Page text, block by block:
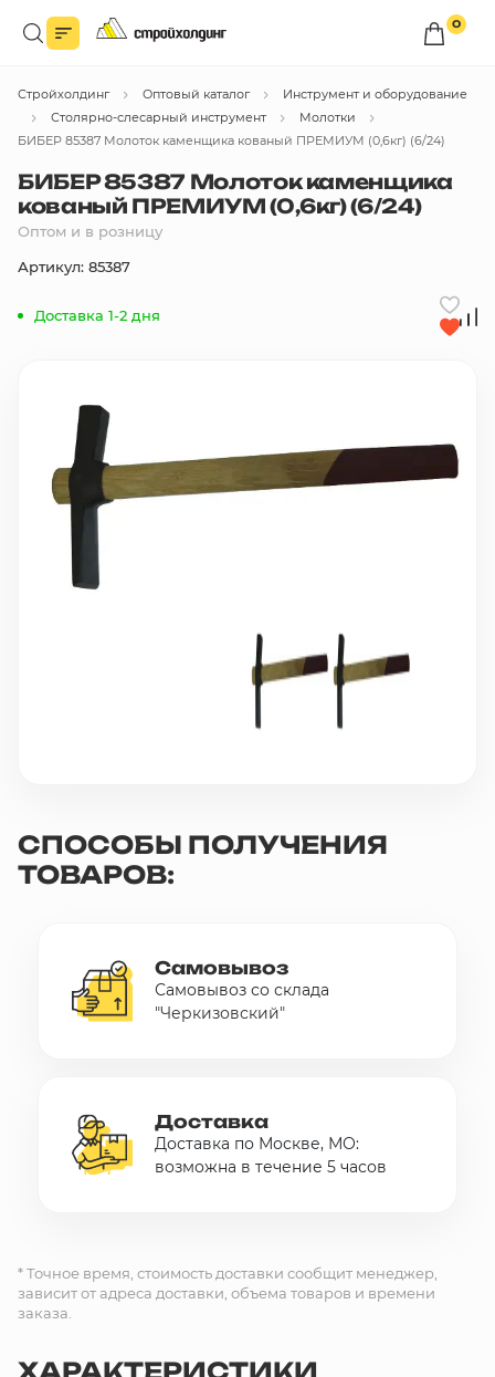
0
Войдите в личный кабинет
Вы сможете оформлять заказыпо оптовым ценам.
Каталог товаров
Сравнение
В корзину
Москва
Стройхолдинг Оптовый каталог
Инструмент и оборудование
Столярно-слесарный инструмент
Молотки
БИБЕР 85387 Молоток каменщика кованый ПРЕМИУМ (0,6кг) (6/24)
БИБЕР 85387 Молоток каменщика
кованый ПРЕМИУМ (0,6кг) (6/24)
Оптом и в розницу
Артикул: 85387
Доставка 1-2 дня
СПОСОБЫ ПОЛУЧЕНИЯ
ТОВАРОВ:
Самовывоз
Самовывоз со склада
"Черкизовский"
Доставка
Доставка по Москве, МО:
возможна в течение 5 часов
* Точное время, стоимость доставки сообщит менеджер,
зависит от адреса доставки, объема товаров и времени
заказа.